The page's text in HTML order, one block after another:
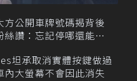
方公開車牌號碼揭背後
絲讚：忘記停哪還能幫
坦承取消實體按鍵做過
大螢幕不會因此消失